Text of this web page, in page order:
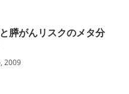
膵がんリスクのメタ分
2009